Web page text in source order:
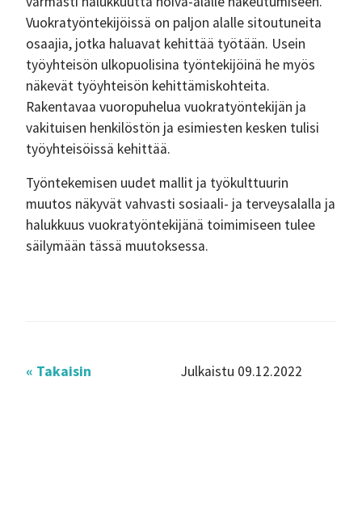
Vuokratyöntekijöissä on paljon alalle sitoutuneita
osaajia, jotka haluavat kehittää työtään. Usein
työyhteisön ulkopuolisina työntekijöinä he myös
näkevät työyhteisön kehittämiskohteita.
Rakentavaa vuoropuhelua vuokratyöntekijän ja
vakituisen henkilöstön ja esimiesten kesken tulisi
työyhteisöissä kehittää.
Työntekemisen uudet mallit ja työkulttuurin
muutos näkyvät vahvasti sosiaali- ja terveysalalla ja
halukkuus vuokratyöntekijänä toimimiseen tulee
säilymään tässä muutoksessa.
« Takaisin Julkaistu 09.12.2022